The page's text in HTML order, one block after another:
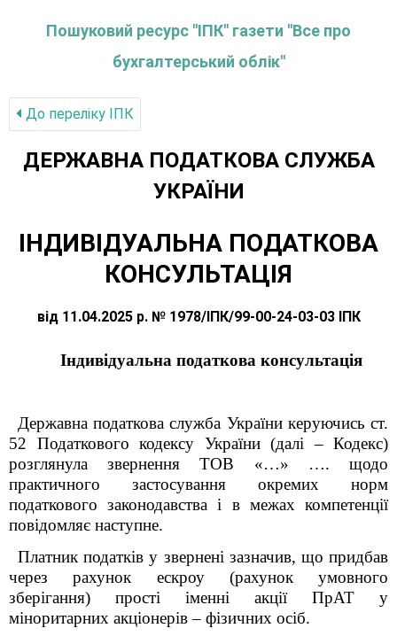
Пошуковий ресурс "ІПК" газети "Все про
бухгалтерський облік"
До переліку IПК
ДЕРЖАВНА ПОДАТКОВА СЛУЖБА
УКРАЇНИ
ІНДИВІДУАЛЬНА ПОДАТКОВА
КОНСУЛЬТАЦІЯ
від 11.04.2025 р. № 1978/ІПК/99-00-24-03-03 ІПК
Індивідуальна податкова консультація
Державна податкова служба України керуючись ст.
52 Податкового кодексу України (далі – Кодекс)
розглянула звернення ТОВ «…» …. щодо
практичного застосування окремих норм
податкового законодавства і в межах компетенції
повідомляє наступне.
Платник податків у звернені зазначив, що придбав
через рахунок ескроу (рахунок умовного
зберігання) прості іменні акції ПрАТ у
міноритарних акціонерів – фізичних осіб.